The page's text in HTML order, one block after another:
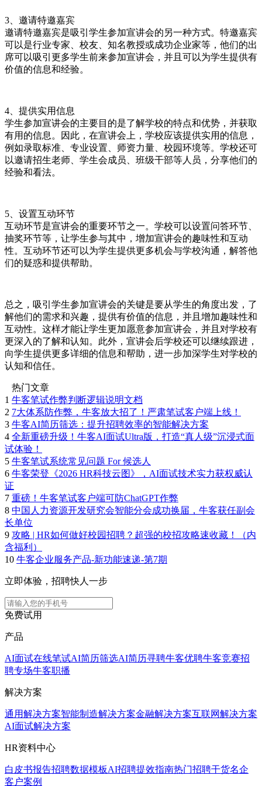
3、邀请特邀嘉宾
邀请特邀嘉宾是吸引学生参加宣讲会的另一种方式。特邀嘉宾
可以是行业专家、校友、知名教授或成功企业家等，他们的出
席可以吸引更多学生前来参加宣讲会，并且可以为学生提供有
价值的信息和经验。
4、提供实用信息
学生参加宣讲会的主要目的是了解学校的特点和优势，并获取
有用的信息。因此，在宣讲会上，学校应该提供实用的信息，
例如录取标准、专业设置、师资力量、校园环境等。学校还可
以邀请招生老师、学生会成员、班级干部等人员，分享他们的
经验和看法。
5、设置互动环节
互动环节是宣讲会的重要环节之一。学校可以设置问答环节、
抽奖环节等，让学生参与其中，增加宣讲会的趣味性和互动
性。互动环节还可以为学生提供更多机会与学校沟通，解答他
们的疑惑和提供帮助。
总之，吸引学生参加宣讲会的关键是要从学生的角度出发，了
解他们的需求和兴趣，提供有价值的信息，并且增加趣味性和
互动性。这样才能让学生更加愿意参加宣讲会，并且对学校有
更深入的了解和认知。此外，宣讲会后学校还可以继续跟进，
向学生提供更多详细的信息和帮助，进一步加深学生对学校的
认知和信任。
热门文章
1 牛客笔试作弊判断逻辑说明文档
2 7大体系防作弊，牛客放大招了！严肃笔试客户端上线！
3 牛客AI简历筛选：提升招聘效率的智能解决方案
4 全新重磅升级！牛客AI面试Ultra版，打造“真人级”沉浸式面
试体验！
5 牛客笔试系统常见问题 For 候选人
6 牛客荣登《2026 HR科技云图》，AI面试技术实力获权威认
证
7 重磅！牛客笔试客户端可防ChatGPT作弊
8 中国人力资源开发研究会智能分会成功换届，牛客获任副会
长单位
9 攻略 | HR如何做好校园招聘？超强的校招攻略速收藏！（内
含福利）
10 牛客企业服务产品-新功能速递-第7期
立即体验，招聘快人一步
免费试用
产品
AI面试在线笔试AI简历筛选AI简历寻聘牛客优聘牛客竞赛招
聘专场牛客职播
解决方案
通用解决方案智能制造解决方案金融解决方案互联网解决方案
AI面试解决方案
HR资料中心
白皮书报告招聘数据模板AI招聘提效指南热门招聘干货名企
客户案例